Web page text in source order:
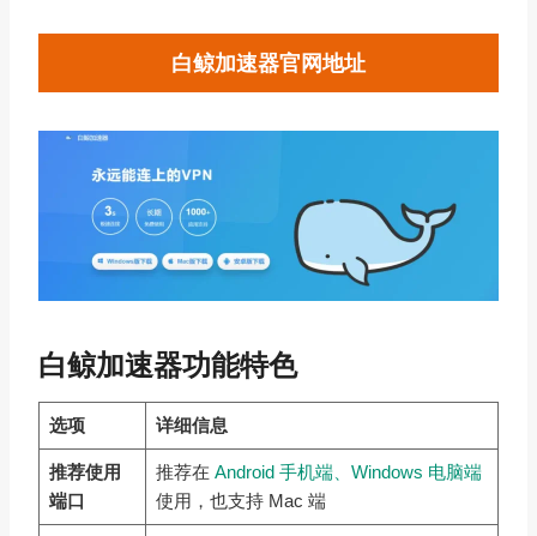
白鲸加速器官网地址
白鲸加速器功能特色
选项 详细信息
推荐使用
端口
推荐在 Android 手机端、Windows 电脑端
使用，也支持 Mac 端